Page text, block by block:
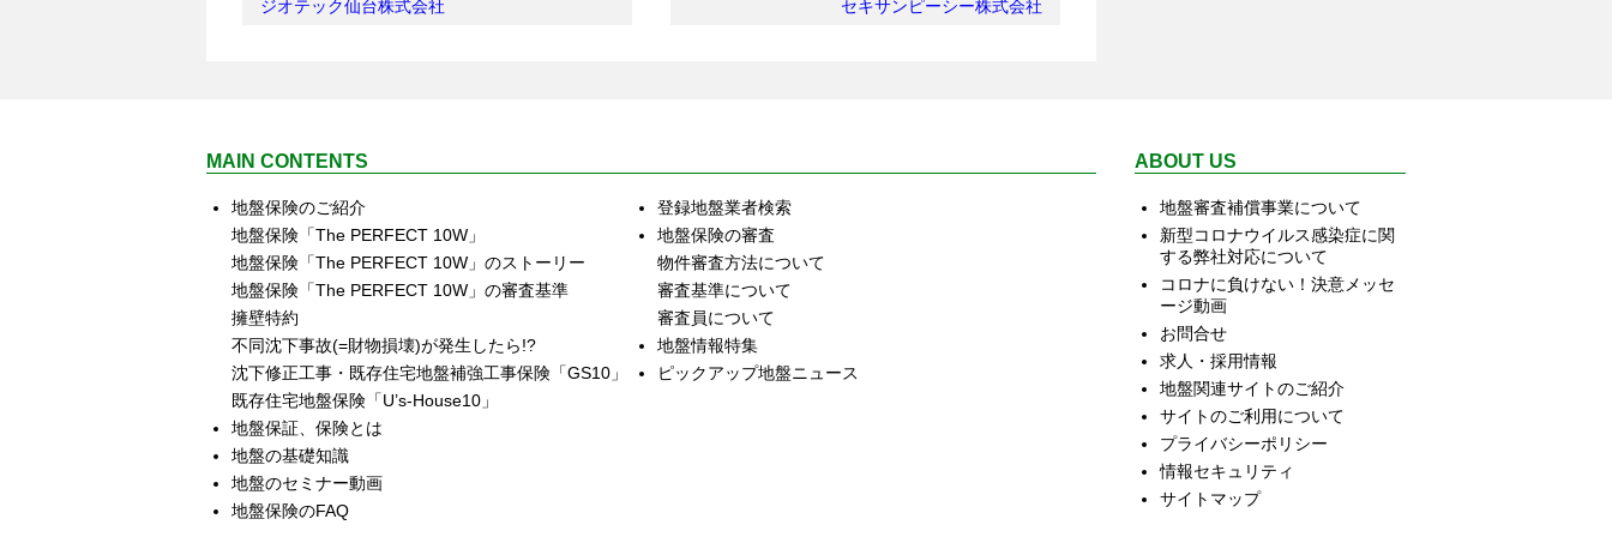
ジオテック仙台株式会社
セキサンピーシー株式会社
MAIN CONTENTS
地盤保険のご紹介
地盤保険「The PERFECT 10W」
地盤保険「The PERFECT 10W」のストーリー
地盤保険「The PERFECT 10W」の審査基準
擁壁特約
不同沈下事故(=財物損壊)が発生したら!?
沈下修正工事・既存住宅地盤補強工事保険「GS10」
既存住宅地盤保険「U’s‐House10」
地盤保証、保険とは
地盤の基礎知識
地盤のセミナー動画
地盤保険のFAQ
登録地盤業者検索
地盤保険の審査
物件審査方法について
審査基準について
審査員について
地盤情報特集
ピックアップ地盤ニュース
ABOUT US
地盤審査補償事業について
新型コロナウイルス感染症に関
する弊社対応について
コロナに負けない！決意メッセ
ージ動画
お問合せ
求人・採用情報
地盤関連サイトのご紹介
サイトのご利用について
プライバシーポリシー
情報セキュリティ
サイトマップ